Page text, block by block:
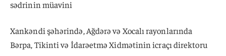
sədrinin müavini
Xankəndi şəhərində, Ağdərə və Xocalı rayonlarında
Bərpa, Tikinti və İdarəetmə Xidmətinin icraçı direktoru